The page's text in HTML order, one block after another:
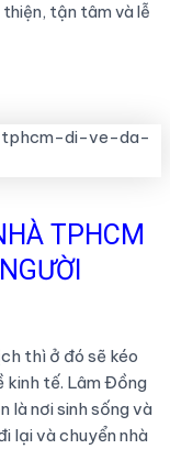
tận tâm và lễ
TPHCM
thì ở đó sẽ kéo
kinh tế. Lâm Đồng
là nơi sinh sống và
lại và chuyển nhà